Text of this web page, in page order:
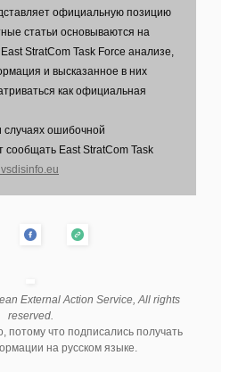
официальную позицию
статьи основываются на
StratCom Task Force анализе,
и высказанное в них
как официальная
случаях ошибочной
сообщать East StratCom Task
External Action Service, All rights
reserved.
потому что подписались получать
на русском языке.